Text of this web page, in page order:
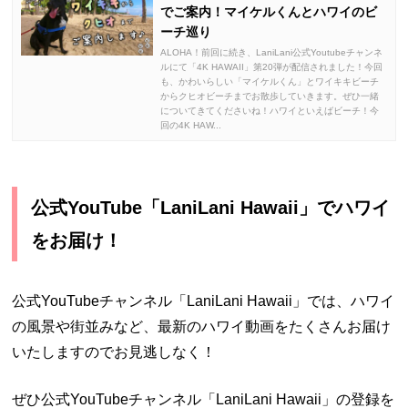
でご案内！マイケルくんとハワイのビ
ーチ巡り
ALOHA！前回に続き、LaniLani公式Youtubeチャンネ
ルにて「4K HAWAII」第20弾が配信されました！今回
も、かわいらしい「マイケルくん」とワイキキビーチ
からクヒオビーチまでお散歩していきます。ぜひ一緒
についてきてくださいね！ハワイといえばビーチ！今
回の4K HAW...
公式YouTube「LaniLani Hawaii」でハワイ
をお届け！
公式YouTubeチャンネル「LaniLani Hawaii」では、ハワイ
の風景や街並みなど、最新のハワイ動画をたくさんお届け
いたしますのでお見逃しなく！
ぜひ公式YouTubeチャンネル「LaniLani Hawaii」の登録を